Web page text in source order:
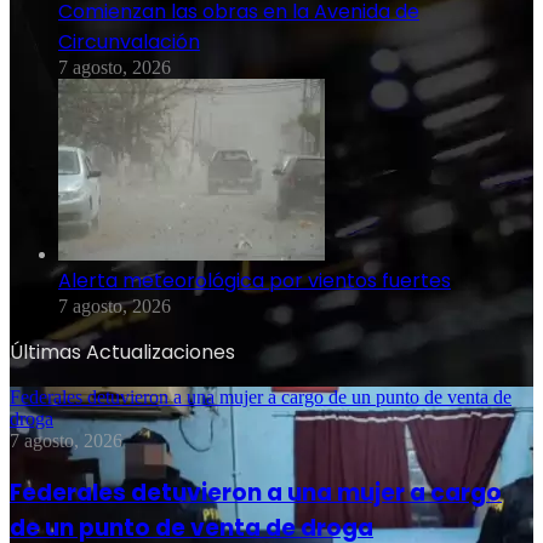
Comienzan las obras en la Avenida de
Circunvalación
7 agosto, 2026
Alerta meteorológica por vientos fuertes
7 agosto, 2026
Últimas Actualizaciones
Federales detuvieron a una mujer a cargo de un punto de venta de
droga
7 agosto, 2026
Federales detuvieron a una mujer a cargo
de un punto de venta de droga